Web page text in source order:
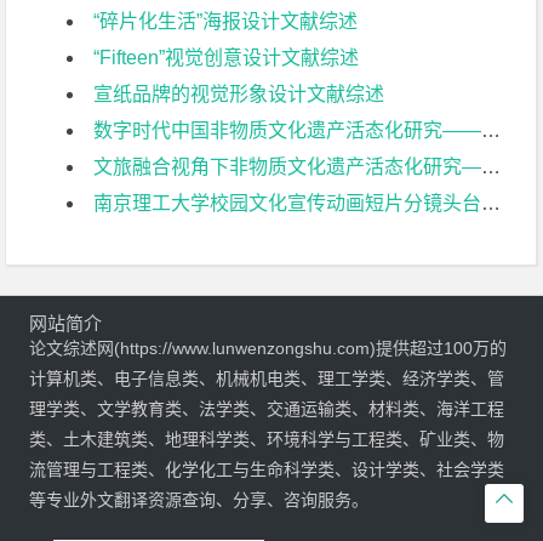
“碎片化生活”海报设计文献综述
“Fifteen”视觉创意设计文献综述
宣纸品牌的视觉形象设计文献综述
数字时代中国非物质文化遗产活态化研究——以缂丝技术为例文献综述
文旅融合视角下非物质文化遗产活态化研究—以金陵盐水鸭为例文献综述
南京理工大学校园文化宣传动画短片分镜头台本设计文献综述

网站简介
论文综述网(https://www.lunwenzongshu.com)提供超过100万的
计算机类、电子信息类、机械机电类、理工学类、经济学类、管
理学类、文学教育类、法学类、交通运输类、材料类、海洋工程
类、土木建筑类、地理科学类、环境科学与工程类、矿业类、物
流管理与工程类、化学化工与生命科学类、设计学类、社会学类
等专业外文翻译资源查询、分享、咨询服务。